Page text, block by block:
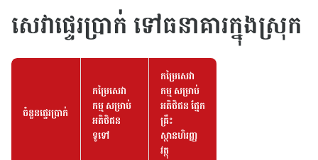
សេវាផ្ទេរប្រាក់ ទៅធនាគារក្នុងស្រុក
ចំនួនផ្ទេរប្រាក់
កម្រៃសេវា
កម្ម សម្រាប់
អតិថិជន
ទូទៅ
កម្រៃសេវា
កម្ម សម្រាប់
អតិថិជន ផ្នែក
គ្រឹះ
ស្ថានហិរញ្ញ
វត្ថុ